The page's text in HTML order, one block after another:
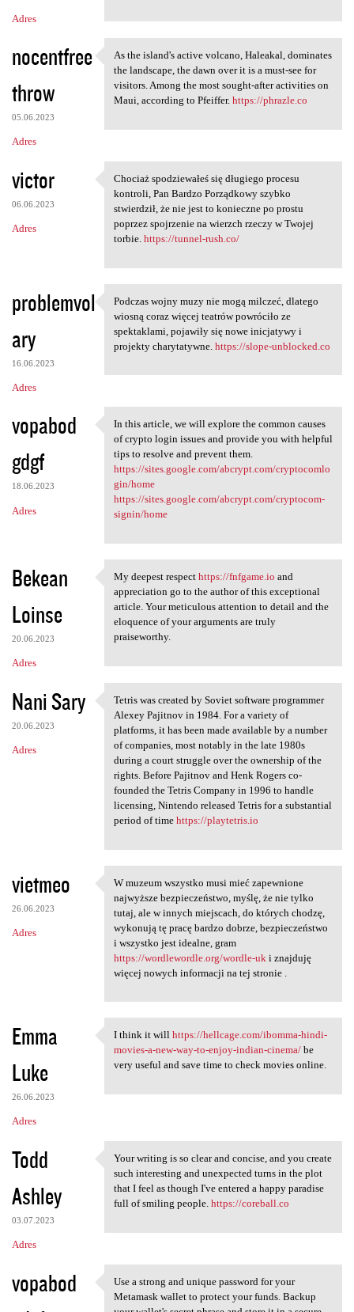
Adres
nocentfree
throw
05.06.2023
Adres
As the island's active
As the island's active volcano, Haleakal, dominates
the landscape, the dawn over it is a must-see for
visitors. Among the most sought-after activities on
Maui, according to Pfeiffer. https://phrazle.co
victor
06.06.2023
Adres
Chociaż spodziewałeś się
Chociaż spodziewałeś się długiego procesu
kontroli, Pan Bardzo Porządkowy szybko
stwierdził, że nie jest to konieczne po prostu
poprzez spojrzenie na wierzch rzeczy w Twojej
torbie. https://tunnel-rush.co/
problemvol
ary
16.06.2023
Adres
Podczas wojny muzy nie mogą
Podczas wojny muzy nie mogą milczeć, dlatego
wiosną coraz więcej teatrów powróciło ze
spektaklami, pojawiły się nowe inicjatywy i
projekty charytatywne. https://slope-unblocked.co
vopabod
gdgf
18.06.2023
Adres
In this article, we will
In this article, we will explore the common causes
of crypto login issues and provide you with helpful
tips to resolve and prevent them.
https://sites.google.com/abcrypt.com/cryptocomlo
gin/home
https://sites.google.com/abcrypt.com/cryptocom-
signin/home
Bekean
Loinse
20.06.2023
Adres
My deepest respect https:/
My deepest respect https://fnfgame.io and
appreciation go to the author of this exceptional
article. Your meticulous attention to detail and the
eloquence of your arguments are truly
praiseworthy.
Nani Sary
20.06.2023
Adres
Tetris was created by Soviet
Tetris was created by Soviet software programmer
Alexey Pajitnov in 1984. For a variety of
platforms, it has been made available by a number
of companies, most notably in the late 1980s
during a court struggle over the ownership of the
rights. Before Pajitnov and Henk Rogers co-
founded the Tetris Company in 1996 to handle
licensing, Nintendo released Tetris for a substantial
period of time https://playtetris.io
vietmeo
26.06.2023
Adres
W muzeum wszystko musi mieć
W muzeum wszystko musi mieć zapewnione
najwyższe bezpieczeństwo, myślę, że nie tylko
tutaj, ale w innych miejscach, do których chodzę,
wykonują tę pracę bardzo dobrze, bezpieczeństwo
i wszystko jest idealne, gram
https://wordlewordle.org/wordle-uk i znajduję
więcej nowych informacji na tej stronie .
Emma
Luke
26.06.2023
Adres
I think it will https:/
I think it will https://hellcage.com/ibomma-hindi-
movies-a-new-way-to-enjoy-indian-cinema/be
very useful and save time to check movies online.
Todd
Ashley
03.07.2023
Adres
Your writing is so clear and
Your writing is so clear and concise, and you create
such interesting and unexpected turns in the plot
that I feel as though I've entered a happy paradise
full of smiling people. https://coreball.co
vopabod
Use a strong and unique
Use a strong and unique password for your
Metamask wallet to protect your funds. Backup